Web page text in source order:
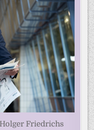
Friedrichs